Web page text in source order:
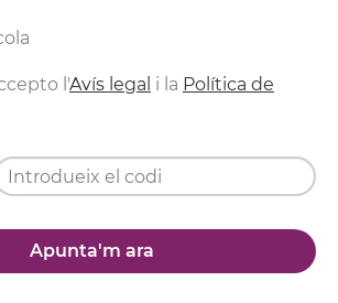
l'Avís legal i la Política de
Apunta'm ara